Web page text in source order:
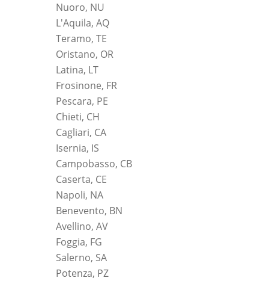
Nuoro, NU
L'Aquila, AQ
Teramo, TE
Oristano, OR
Latina, LT
Frosinone, FR
Pescara, PE
Chieti, CH
Cagliari, CA
Isernia, IS
Campobasso, CB
Caserta, CE
Napoli, NA
Benevento, BN
Avellino, AV
Foggia, FG
Salerno, SA
Potenza, PZ